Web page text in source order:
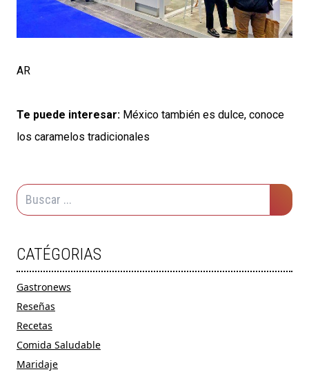
AR
Te puede interesar: México también es dulce, conoce
los caramelos tradicionales
CATÉGORIAS
Gastronews
Reseñas
Recetas
Comida Saludable
Maridaje